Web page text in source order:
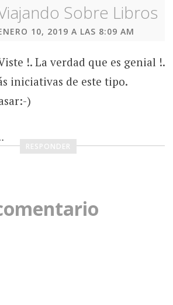
Sobre Libros
10, 2019 A LAS 8:09 AM
!. La verdad que es genial !.
iniciativas de este tipo.
)
RESPONDER